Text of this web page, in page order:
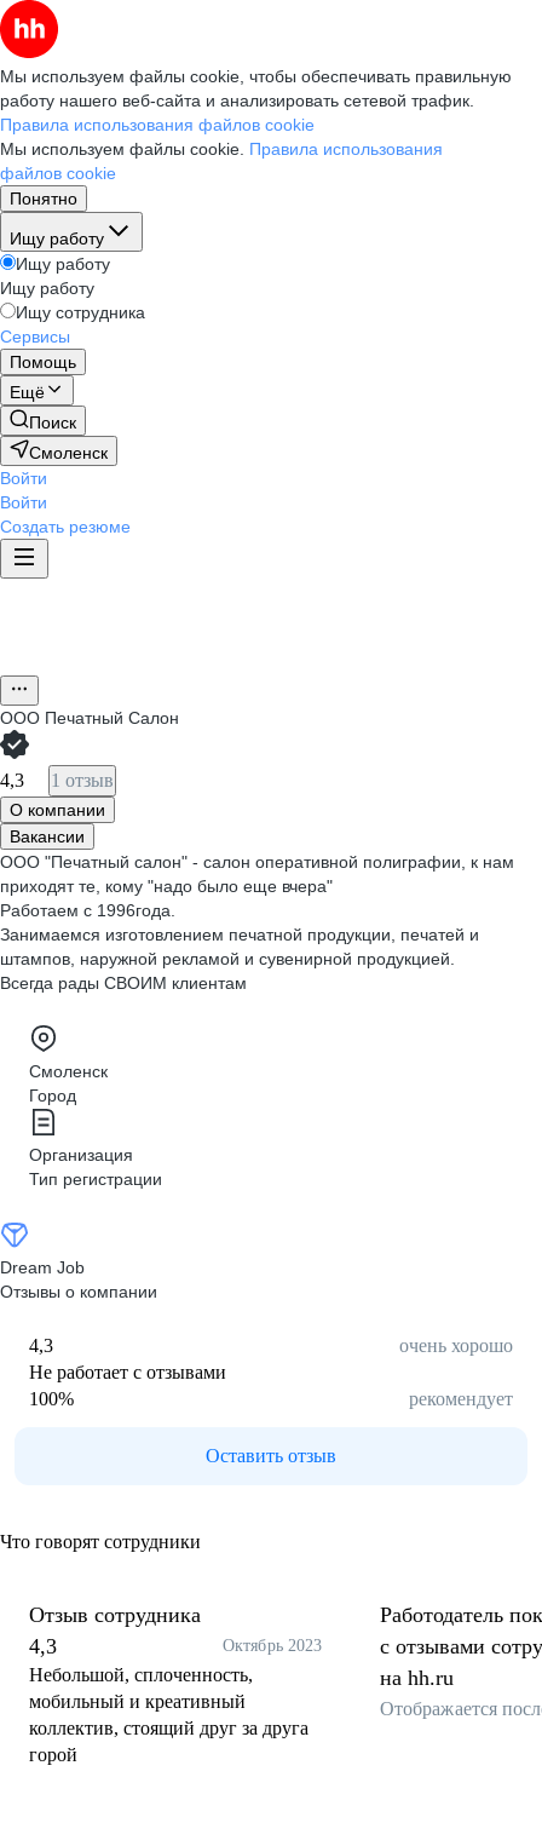
Мы используем файлы cookie, чтобы обеспечивать правильную
работу нашего веб-сайта и анализировать сетевой трафик.
Правила использования файлов cookie
Мы используем файлы cookie. Правила использования
файлов cookie
Понятно
Ищу работу
Ищу работу
Ищу работу
Ищу сотрудника
Сервисы
Помощь
Ещё
Поиск
Смоленск
Войти
Войти
Создать резюме
ООО Печатный Салон
4,3 1 отзыв
О компании
Вакансии
ООО "Печатный салон" - салон оперативной полиграфии, к нам
приходят те, кому "надо было еще вчера"
Работаем с 1996года.
Занимаемся изготовлением печатной продукции, печатей и
штампов, наружной рекламой и сувенирной продукцией.
Всегда рады СВОИМ клиентам
Смоленск
Город
Организация
Тип регистрации
Dream Job
Отзывы о компании
4,3
очень хорошо
Не работает с отзывами
100% рекомендует
Оставить отзыв
Что говорят сотрудники
Отзыв сотрудника
4,3
Октябрь 2023
Небольшой, сплоченность,
мобильный и креативный
коллектив, стоящий друг за друга
горой
Работодатель
с отзывами
на hh.ru
Отображается